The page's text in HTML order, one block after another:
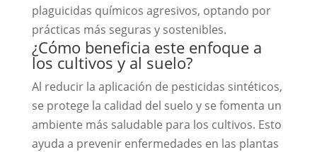
plaguicidas químicos agresivos, optando por
prácticas más seguras y sostenibles.
¿Cómo beneficia este enfoque a
los cultivos y al suelo?
Al reducir la aplicación de pesticidas sintéticos,
se protege la calidad del suelo y se fomenta un
ambiente más saludable para los cultivos. Esto
ayuda a prevenir enfermedades en las plantas